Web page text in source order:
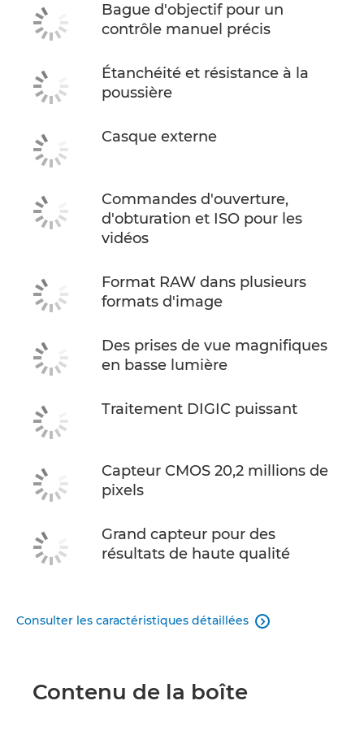
Bague d'objectif pour un
contrôle manuel précis
Étanchéité et résistance à la
poussière
Casque externe
Commandes d'ouverture,
d'obturation et ISO pour les
vidéos
Format RAW dans plusieurs
formats d'image
Des prises de vue magnifiques
en basse lumière
Traitement DIGIC puissant
Capteur CMOS 20,2 millions de
pixels
Grand capteur pour des
résultats de haute qualité
Consulter les caractéristiques détaillées 
Contenu de la boîte